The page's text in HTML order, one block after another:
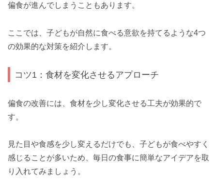
偏食が進んでしまうこともあります。
ここでは、子どもが自然に食べる意欲を持てるような4つ
の効果的な対策を紹介します。
コツ1：食材を変化させるアプローチ
偏食の改善には、食材を少し変化させる工夫が効果的で
す。
見た目や食感を少し変えるだけでも、子どもが食べやすく
感じることが多いため、毎日の食事に簡単なアイデアを取
り入れてみましょう。